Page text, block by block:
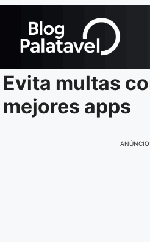
Evita multas
mejores apps